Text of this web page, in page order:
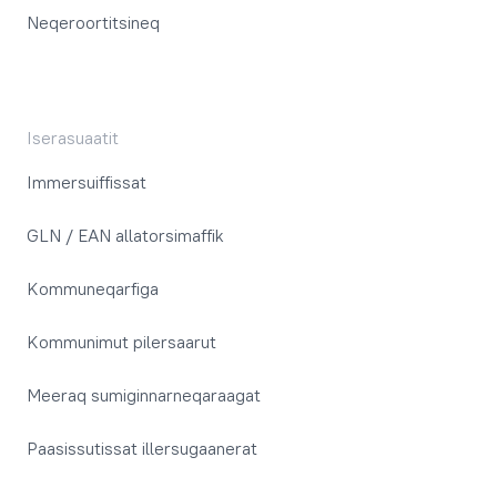
Neqeroortitsineq
Iserasuaatit
Immersuiffissat
GLN / EAN allatorsimaffik
Kommuneqarfiga
Kommunimut pilersaarut
Meeraq sumiginnarneqaraagat
Paasissutissat illersugaanerat